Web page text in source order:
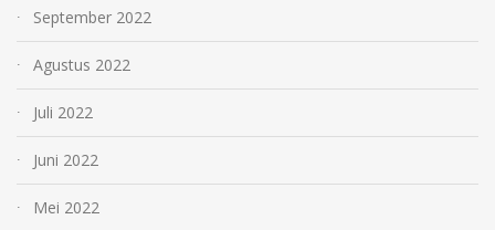
September 2022
Agustus 2022
Juli 2022
Juni 2022
Mei 2022